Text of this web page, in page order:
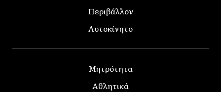
Περιβάλλον
Αυτοκίνητο
Μητρότητα
Αθλητικά